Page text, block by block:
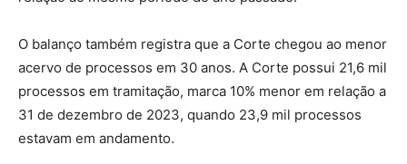
O balanço também registra que a Corte chegou ao menor
acervo de processos em 30 anos. A Corte possui 21,6 mil
processos em tramitação, marca 10% menor em relação a
31 de dezembro de 2023, quando 23,9 mil processos
estavam em andamento.